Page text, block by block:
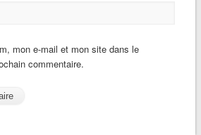
mon e-mail et mon site dans le
commentaire.